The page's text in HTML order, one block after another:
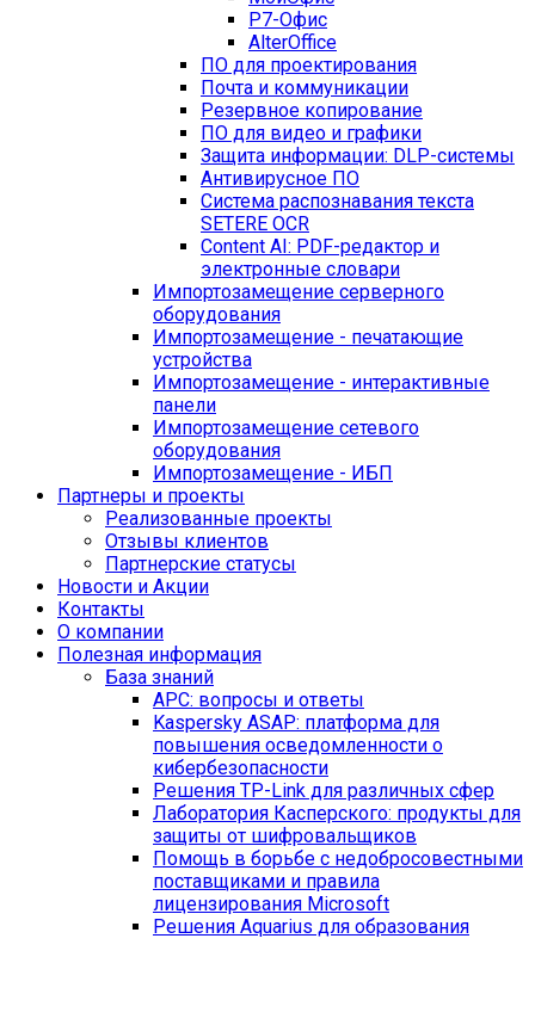
Р7-Офис
AlterOffice
ПО для проектирования
Почта и коммуникации
Резервное копирование
ПО для видео и графики
Защита информации: DLP-системы
Антивирусное ПО
Система распознавания текста
SETERE OCR
Content AI: PDF-редактор и
электронные словари
Импортозамещение серверного
оборудования
Импортозамещение - печатающие
устройства
Импортозамещение - интерактивные
панели
Импортозамещение сетевого
оборудования
Импортозамещение - ИБП
Партнеры и проекты
Реализованные проекты
Отзывы клиентов
Партнерские статусы
Новости и Акции
Контакты
O компании
Полезная информация
База знаний
APC: вопросы и ответы
Kaspersky ASAP: платформа для
повышения осведомленности о
кибербезопасности
Решения TP-Link для различных сфер
Лаборатория Касперского: продукты для
защиты от шифровальщиков
Помощь в борьбе с недобросовестными
поставщиками и правила
лицензирования Microsoft
Решения Aquarius для образования